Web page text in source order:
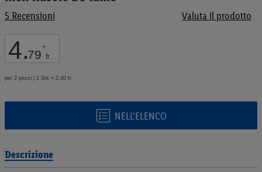
5 Recensioni Valuta il prodotto
4.79 *
fr.
per 2 pezzi | 1 Stk = 2,40 fr.
NELL’ELENCO
di
Descrizione